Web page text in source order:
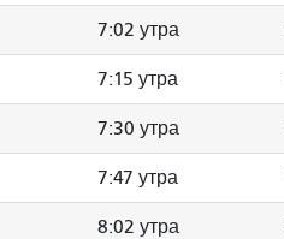
7:02 утра
7:15 утра
7:30 утра
7:47 утра
8:02 утра